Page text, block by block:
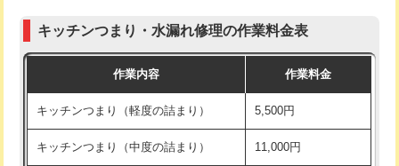
管・ポリ管・HT管使用/3ｍ超え)
排水管工事（土の掘削・埋め戻し作
11,000円~
排水管工事（排水管工事/3ｍまで） 55,000円
排水管工事（追加 排水管工事/3ｍ超
+11,000円
式・ワンホール）)
交換・取付(排水栓・排水トラップ
22,000円+材料費
キッチンつまり・水漏れ修理の作業料金表
作業内容 作業料金
キッチンつまり（軽度の詰まり） 5,500円
キッチンつまり（中度の詰まり） 11,000円